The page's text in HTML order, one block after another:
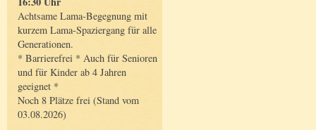
Achtsame Lama-Begegnung mit
kurzem Lama-Spaziergang für alle
Generationen.
* Barrierefrei * Auch für Senioren
und für Kinder ab 4 Jahren
geeignet *
Noch 8 Plätze frei (Stand vom
03.08.2026)